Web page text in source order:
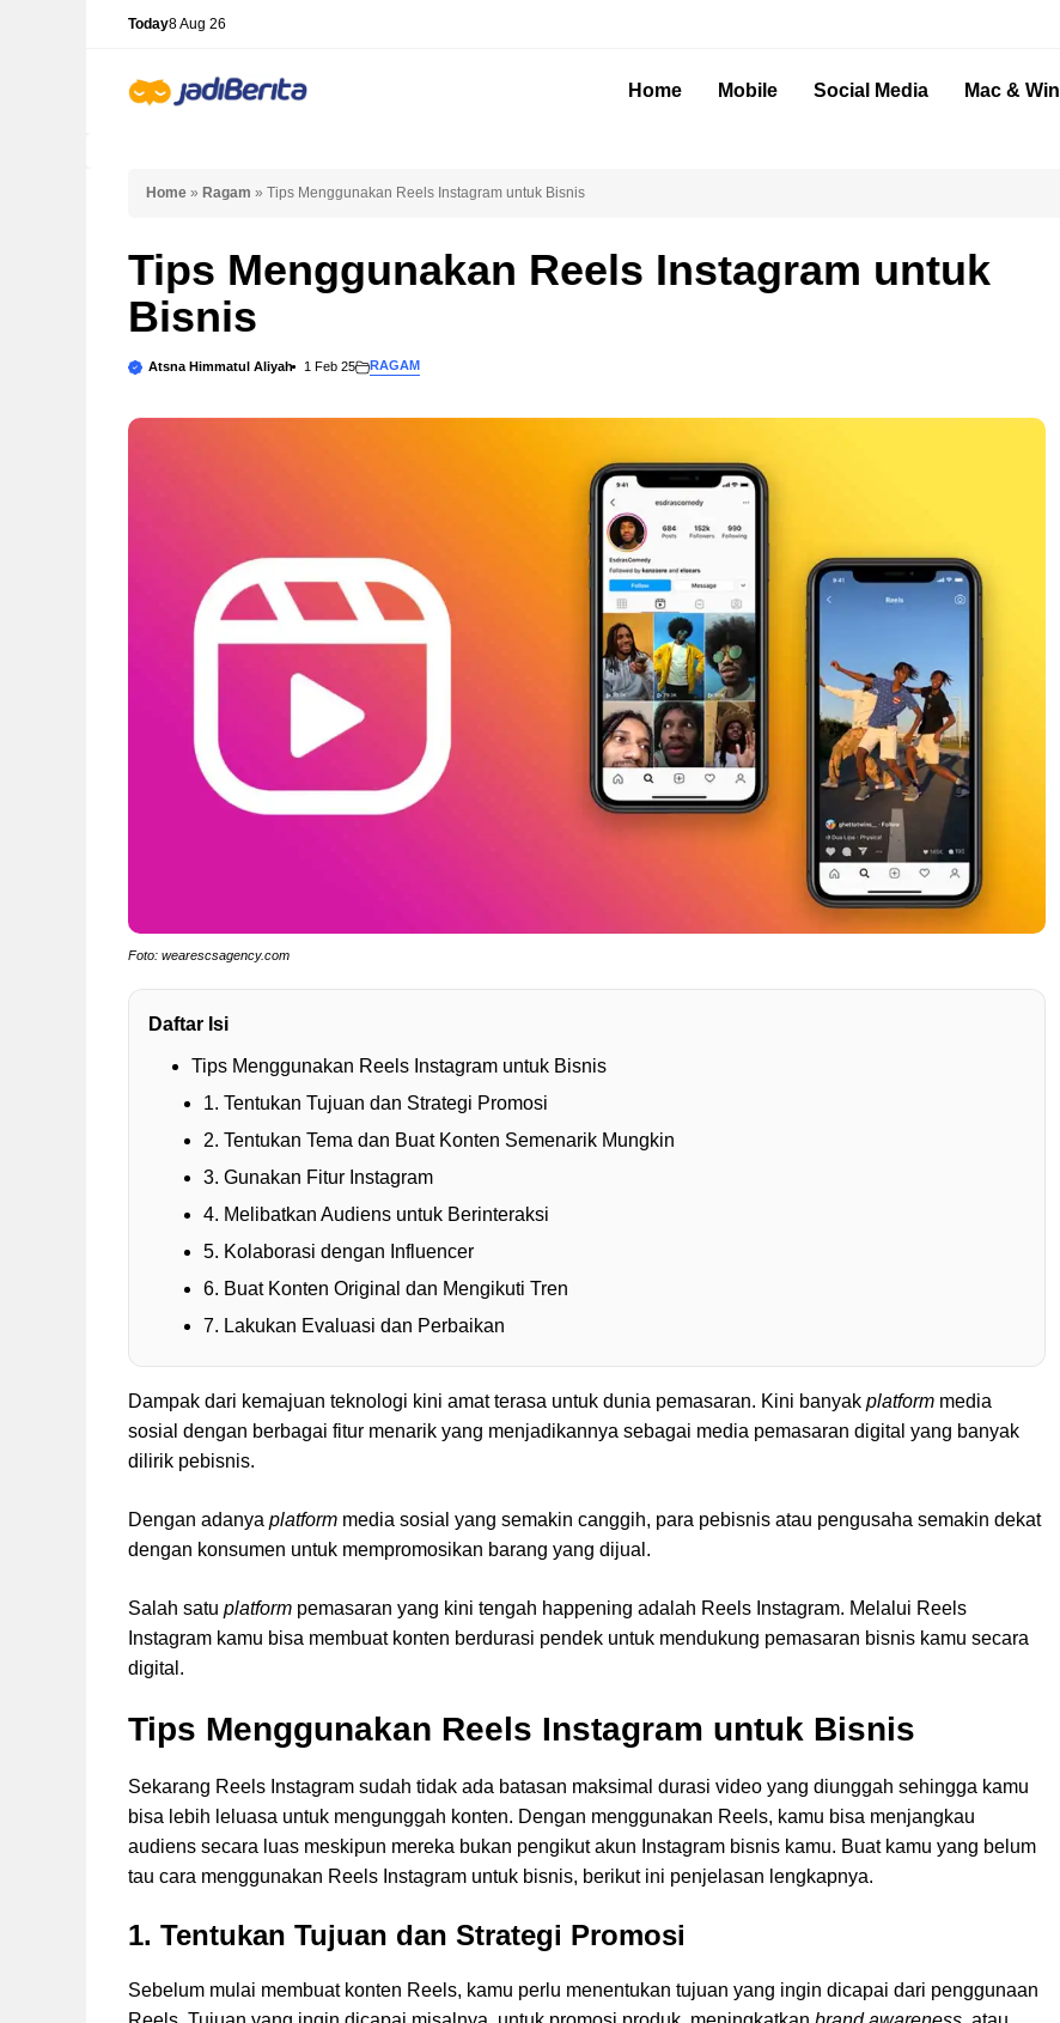
Today8 Aug 26
Home Mobile Social Media Mac & Win
Home » Ragam » Tips Menggunakan Reels Instagram untuk Bisnis
Tips Menggunakan Reels Instagram untuk
Bisnis
Atsna Himmatul Aliyah 1 Feb 25 RAGAM
Foto: wearescsagency.com
Daftar Isi
Tips Menggunakan Reels Instagram untuk Bisnis
1. Tentukan Tujuan dan Strategi Promosi
2. Tentukan Tema dan Buat Konten Semenarik Mungkin
3. Gunakan Fitur Instagram
4. Melibatkan Audiens untuk Berinteraksi
5. Kolaborasi dengan Influencer
6. Buat Konten Original dan Mengikuti Tren
7. Lakukan Evaluasi dan Perbaikan
Dampak dari kemajuan teknologi kini amat terasa untuk dunia pemasaran. Kini banyak platform media
sosial dengan berbagai fitur menarik yang menjadikannya sebagai media pemasaran digital yang banyak
dilirik pebisnis.
Dengan adanya platform media sosial yang semakin canggih, para pebisnis atau pengusaha semakin dekat
dengan konsumen untuk mempromosikan barang yang dijual.
Salah satu platform pemasaran yang kini tengah happening adalah Reels Instagram. Melalui Reels
Instagram kamu bisa membuat konten berdurasi pendek untuk mendukung pemasaran bisnis kamu secara
digital.
Tips Menggunakan Reels Instagram untuk Bisnis
Sekarang Reels Instagram sudah tidak ada batasan maksimal durasi video yang diunggah sehingga kamu
bisa lebih leluasa untuk mengunggah konten. Dengan menggunakan Reels, kamu bisa menjangkau
audiens secara luas meskipun mereka bukan pengikut akun Instagram bisnis kamu. Buat kamu yang belum
tau cara menggunakan Reels Instagram untuk bisnis, berikut ini penjelasan lengkapnya.
1. Tentukan Tujuan dan Strategi Promosi
Sebelum mulai membuat konten Reels, kamu perlu menentukan tujuan yang ingin dicapai dari penggunaan